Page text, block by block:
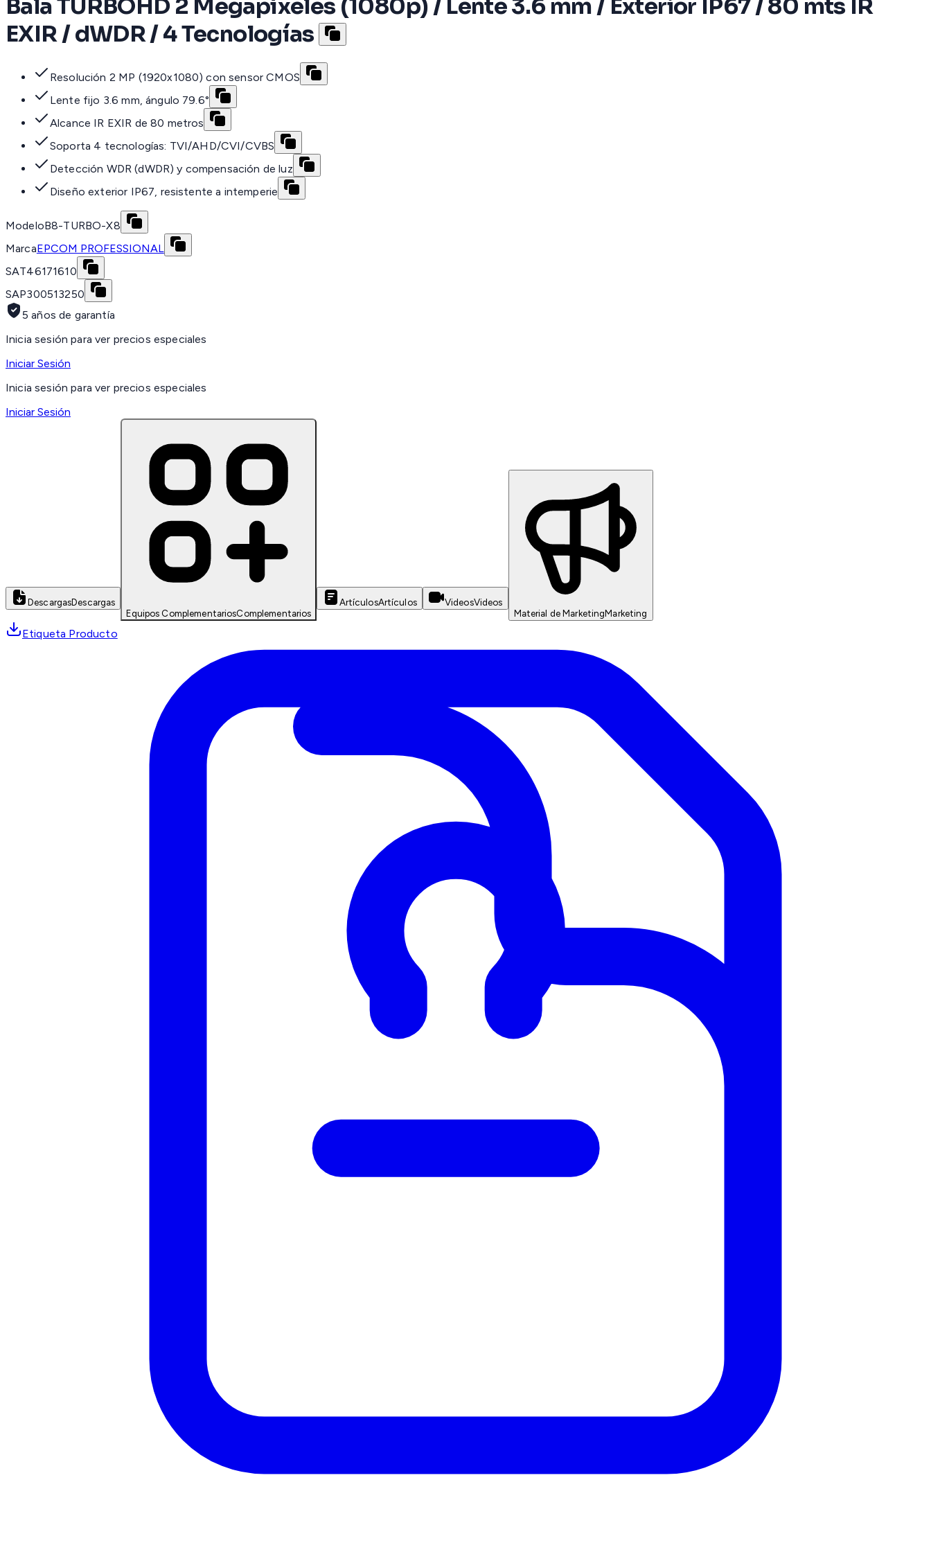
Bala TURBOHD 2 Megapíxeles (1080p) / Lente 3.6 mm / Exterior IP67 / 80 mts IR
EXIR / dWDR / 4 Tecnologías
Resolución 2 MP (1920x1080) con sensor CMOS
Lente fijo 3.6 mm, ángulo 79.6°
Alcance IR EXIR de 80 metros
Soporta 4 tecnologías: TVI/AHD/CVI/CVBS
Detección WDR (dWDR) y compensación de luz
Diseño exterior IP67, resistente a intemperie
ModeloB8-TURBO-X8
MarcaEPCOM PROFESSIONAL
SAT46171610
SAP300513250
5 años de garantía
Inicia sesión para ver precios especiales
Iniciar Sesión
Inicia sesión para ver precios especiales
Iniciar Sesión
DescargasDescargas
Equipos ComplementariosComplementarios
ArtículosArtículos VideosVideos
Material de MarketingMarketing
Etiqueta Producto